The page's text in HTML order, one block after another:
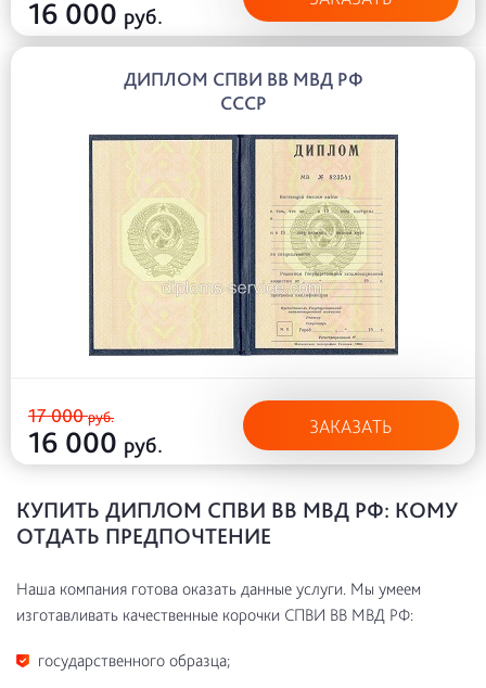
16 000 руб.
ДИПЛОМ СПВИ ВВ МВД РФ
СССР
17 000руб.
16 000 руб.
ЗАКАЗАТЬ
КУПИТЬ ДИПЛОМ СПВИ ВВ МВД РФ: КОМУ
ОТДАТЬ ПРЕДПОЧТЕНИЕ
Наша компания готова оказать данные услуги. Мы умеем
изготавливать качественные корочки СПВИ ВВ МВД РФ:
государственного образца;